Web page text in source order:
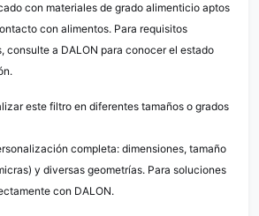
con materiales de grado alimenticio aptos
con alimentos. Para requisitos
consulte a DALON para conocer el estado
este filtro en diferentes tamaños o grados
completa: dimensiones, tamaño
y diversas geometrías. Para soluciones
con DALON.